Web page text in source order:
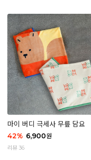
마이 버디 극세사 무릎 담요
42% 6,900원
리뷰 36